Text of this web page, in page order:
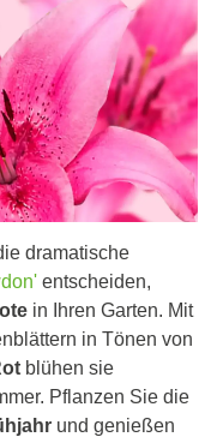
dramatische
entscheiden,
in Ihren Garten. Mit
in Tönen von
blühen sie
Pflanzen Sie die
und genießen